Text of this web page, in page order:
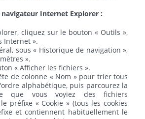
Internet Explorer :
cliquez sur le bouton « Outils »,
Internet ».
sous « Historique de navigation »,
».
« Afficher les fichiers ».
de colonne « Nom » pour trier tous
alphabétique, puis parcourez la
que vous voyiez des fichiers
préfixe « Cookie » (tous les cookies
et contiennent habituellement le